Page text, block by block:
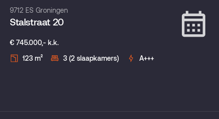
9712 ES Groningen
Stalstraat 20
€ 745.000,- k.k.
123 m²
3 (2 slaapkamers) A+++